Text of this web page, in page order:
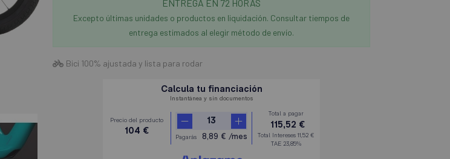
ENTREGA EN 72 HORAS
Excepto últimas unidades o productos en liquidación. Consultar tiempos de
entrega estimados al elegir método de envío.
Bici 100% ajustada y lista para rodar